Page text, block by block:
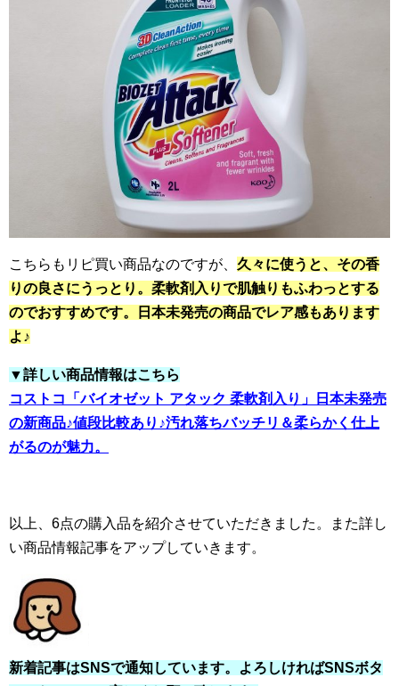
こちらもリピ買い商品なのですが、 久々に使うと、その香
りの良さにうっとり。柔軟剤入りで肌触りもふわっとする
のでおすすめです。日本未発売の商品でレア感もあります
よ♪
▼詳しい商品情報はこちら
コストコ「バイオゼット アタック 柔軟剤入り」日本未発売
の新商品♪値段比較あり♪汚れ落ちバッチリ＆柔らかく仕上
がるのが魅力。
以上、6点の購入品を紹介させていただきました。また詳し
い商品情報記事をアップしていきます。
新着記事はSNSで通知しています。よろしければSNSボタ